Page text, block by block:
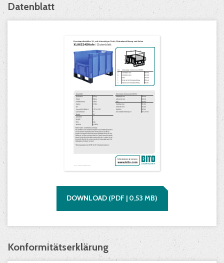
Datenblatt
DOWNLOAD (PDF | 0,53 MB)
Konformitätserklärung